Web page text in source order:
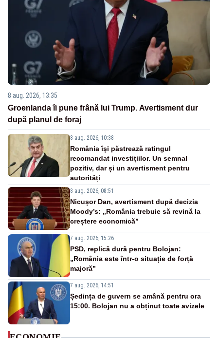
8 aug. 2026, 13:35
Groenlanda îi pune frână lui Trump. Avertisment dur
după planul de foraj
8 aug. 2026, 10:38
România își păstrează ratingul
recomandat investițiilor. Un semnal
pozitiv, dar și un avertisment pentru
autorități
8 aug. 2026, 08:51
Nicușor Dan, avertisment după decizia
Moody’s: „România trebuie să revină la
creștere economică”
7 aug. 2026, 15:26
PSD, replică dură pentru Bolojan:
„România este într-o situație de forță
majoră”
7 aug. 2026, 14:51
Ședința de guvern se amână pentru ora
15:00. Bolojan nu a obținut toate avizele